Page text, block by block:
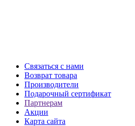
Связаться с нами
Возврат товара
Производители
Подарочный сертификат
Партнерам
Акции
Карта сайта